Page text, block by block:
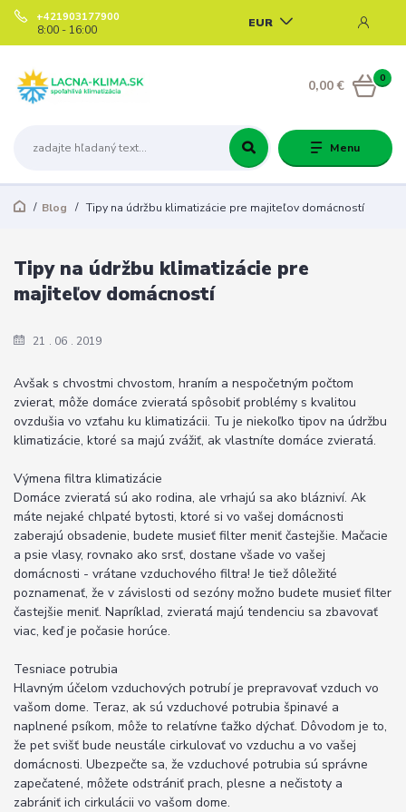
Menu
EUR
+421903177900
8:00 - 16:00
0
0,00 €
Blog Tipy na údržbu klimatizácie pre majiteľov domácností
21 06 2019
Tipy na údržbu klimatizácie pre
majiteľov domácností
Avšak s chvostmi chvostom, hraním a nespočetným počtom
zvierat, môže domáce zvieratá spôsobiť problémy s kvalitou
ovzdušia vo vzťahu ku klimatizácii. Tu je niekoľko tipov na údržbu
klimatizácie, ktoré sa majú zvážiť, ak vlastníte domáce zvieratá.
Výmena filtra klimatizácie
Domáce zvieratá sú ako rodina, ale vrhajú sa ako blázniví. Ak
máte nejaké chlpaté bytosti, ktoré si vo vašej domácnosti
zaberajú obsadenie, budete musieť filter meniť častejšie. Mačacie
a psie vlasy, rovnako ako srsť, dostane všade vo vašej
domácnosti - vrátane vzduchového filtra! Je tiež dôležité
poznamenať, že v závislosti od sezóny možno budete musieť filter
častejšie meniť. Napríklad, zvieratá majú tendenciu sa zbavovať
viac, keď je počasie horúce.
Tesniace potrubia
Hlavným účelom vzduchových potrubí je prepravovať vzduch vo
vašom dome. Teraz, ak sú vzduchové potrubia špinavé a
naplnené psíkom, môže to relatívne ťažko dýchať. Dôvodom je to,
že pet svišť bude neustále cirkulovať vo vzduchu a vo vašej
domácnosti. Ubezpečte sa, že vzduchové potrubia sú správne
zapečatené, môžete odstrániť prach, plesne a nečistoty a
zabrániť ich cirkulácii vo vašom dome.